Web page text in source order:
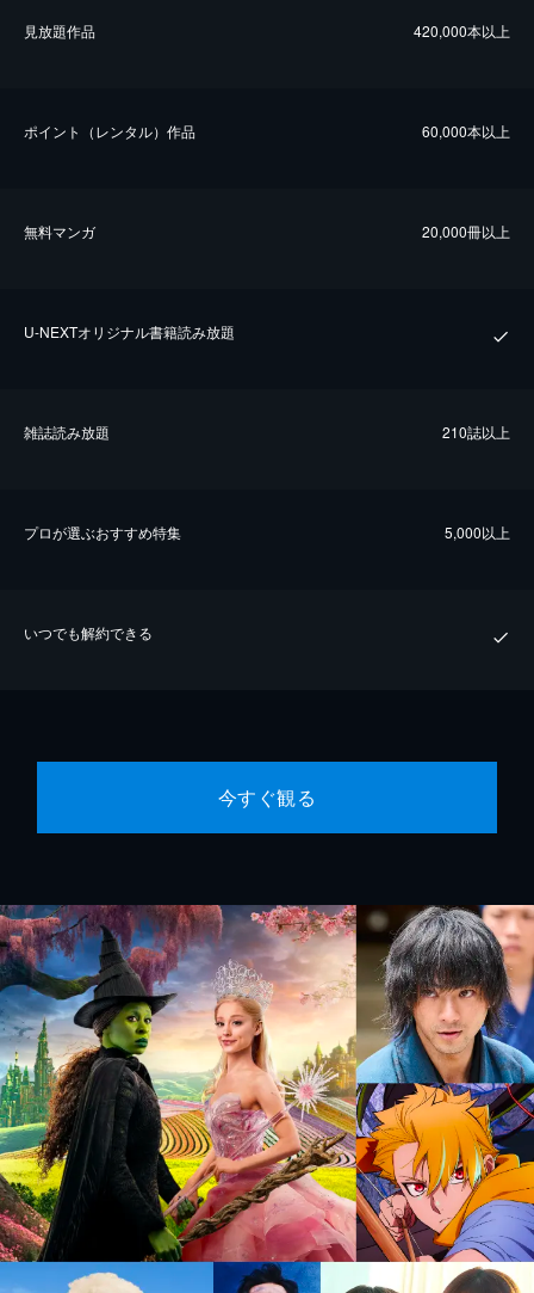
⾒放題作品 420,000本以上
ポイント（レンタル）作品 60,000本以上
無料マンガ 20,000冊以上
U-NEXTオリジナル書籍読み放題
雑誌読み放題 210誌以上
プロが選ぶおすすめ特集 5,000以上
いつでも解約できる
今すぐ観る